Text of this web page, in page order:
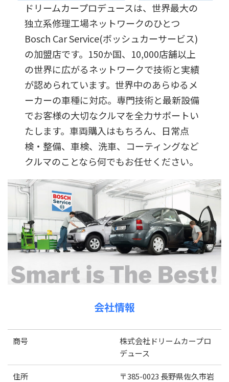
ドリームカープロデュースは、世界最大の
独立系修理工場ネットワークのひとつ
Bosch Car Service(ボッシュカーサービス)
の加盟店です。150か国、10,000店舗以上
の世界に広がるネットワークで技術と実績
が認められています。世界中のあらゆるメ
ーカーの車種に対応。専門技術と最新設備
でお客様の大切なクルマを全力サポートい
たします。車両購入はもちろん、日常点
検・整備、車検、洗車、コーティングなど
クルマのことなら何でもお任せください。
会社情報
商号
株式会社ドリームカープロ
デュース
住所
〒385-0023 長野県佐久市岩